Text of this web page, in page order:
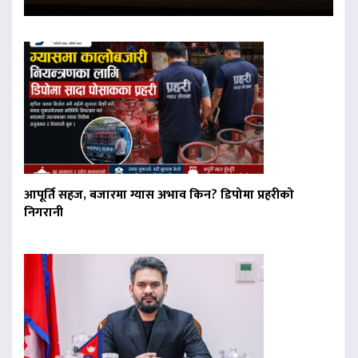
आपूर्ति सहज, बजारमा ग्यास अभाव किन? डिपोमा प्रहरीको
निगरानी